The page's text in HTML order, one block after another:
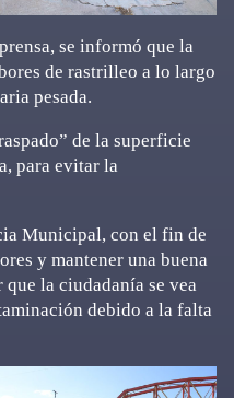
se informó que la
de rastrilleo a lo largo
pesada.
de la superficie
para evitar la
Municipal, con el fin de
y mantener una buena
la ciudadanía se vea
debido a la falta